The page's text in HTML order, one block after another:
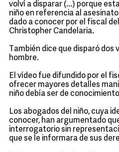
volví a disparar (...) porque
niño en referencia al
dado a conocer por el fiscal
Christopher Candelaria.
También dice que disparó
hombre.
El vídeo fue difundido por el
ofrecer mayores detalles
niño debía ser de
Los abogados del niño, cuya
conocer, han argumentado
interrogatorio sin
que se le informara de sus